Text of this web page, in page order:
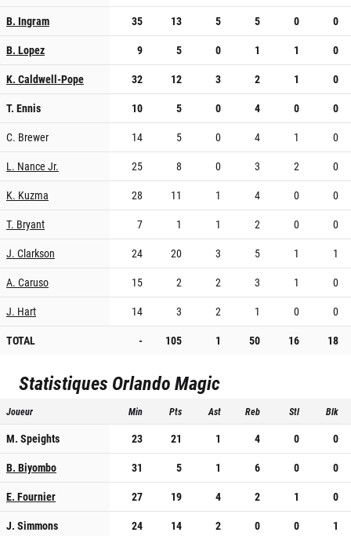
B. Ingram
35 13 5 5 0
0
B. Lopez
9 5 0 1 1
0
K. Caldwell-Pope
32 12 3 2 1
0
T. Ennis
10 5 0 4 0
0
C. Brewer
14 5 0 4 1
0
L. Nance Jr.
25 8 0 3 2
0
K. Kuzma
28 11 1 4 0
0
T. Bryant
7 1 1 2 0
0
J. Clarkson
24 20 3 5 1
1
A. Caruso
15 2 2 3 1
0
J. Hart
14 3 2 1 0
0
TOTAL
- 105 1 50 16 18
Statistiques Orlando Magic
Joueur Min Pts Ast Reb Stl Blk
M. Speights 23 21 1 4 0
0
B. Biyombo
31 5 1 6 0
0
E. Fournier
27 19 4 2 1
0
J. Simmons
24 14 2 0 0
1